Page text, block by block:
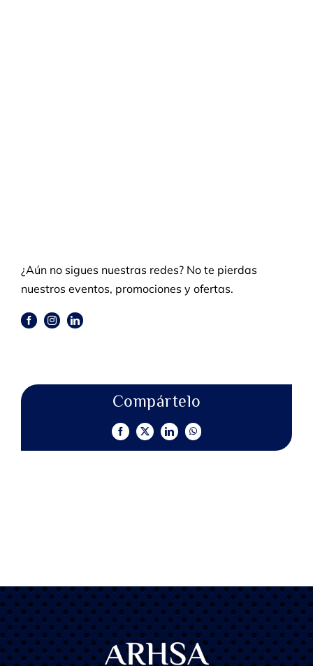
¿Aún no sigues nuestras redes? No te pierdas
nuestros eventos, promociones y ofertas.
Compártelo
Facebook
X LinkedInWhatsApp